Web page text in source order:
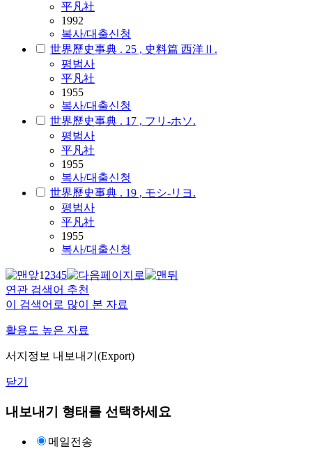
平凡社
1992
복사/대출신청
世界歷史事典 . 25 , 史料篇 西洋Ⅱ.
평범사
平凡社
1955
복사/대출신청
世界歷史事典 . 17 , フリ-ホソ.
평범사
平凡社
1955
복사/대출신청
世界歷史事典 . 19 , モシ-リヨ.
평범사
平凡社
1955
복사/대출신청
12345
연관 검색어 추천
이 검색어로 많이 본 자료
활용도 높은 자료
서지정보 내보내기(Export)
닫기
내보내기 형태를 선택하세요
메일전송